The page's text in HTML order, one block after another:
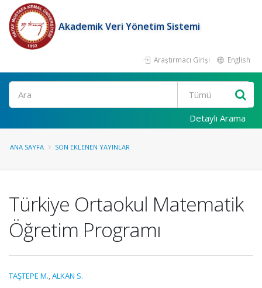
Akademik Veri Yönetim Sistemi
Araştırmacı Girişi English
Ara
Detaylı Arama
ANA SAYFA SON EKLENEN YAYINLAR
Türkiye Ortaokul Matematik
Öğretim Programı
TAŞTEPE M.,ALKAN S.